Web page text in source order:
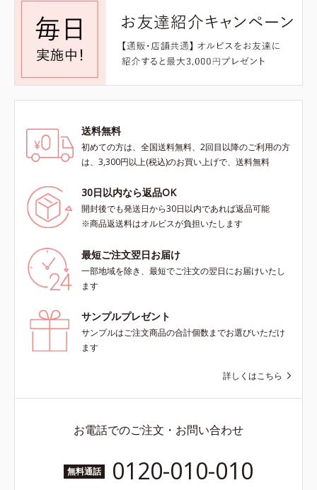
送料無料
初めての方は、全国送料無料、2回目以降のご利用の方
は、3,300円以上(税込)のお買い上げで、送料無料
30日以内なら返品OK
開封後でも発送日から30日以内であれば返品可能
※商品返送料はオルビスが負担いたします
最短ご注文翌日お届け
一部地域を除き、最短でご注文の翌日にお届けいたし
ます
サンプルプレゼント
サンプルはご注文商品の合計個数までお選びいただけ
ます
詳しくはこちら
お電話でのご注文・お問い合わせ
無料通話 0120-010-010